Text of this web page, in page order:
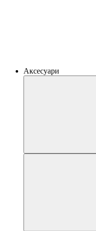
Аксесуари